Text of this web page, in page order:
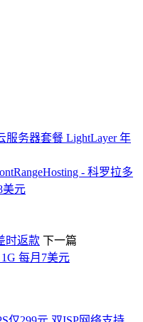
服务器套餐 LightLayer 年
- 科罗拉多
美元
时返款 下一篇
每月7美元